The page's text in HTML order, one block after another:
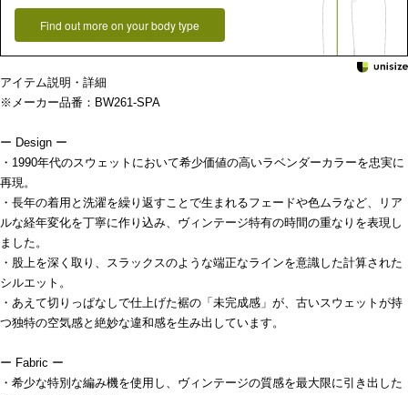
Find out more on your body type
アイテム説明・詳細
※メーカー品番：BW261-SPA
ー Design ー
・1990年代のスウェットにおいて希少価値の高いラベンダーカラーを忠実に
再現。
・長年の着用と洗濯を繰り返すことで生まれるフェードや色ムラなど、リア
ルな経年変化を丁寧に作り込み、ヴィンテージ特有の時間の重なりを表現し
ました。
・股上を深く取り、スラックスのような端正なラインを意識した計算された
シルエット。
・あえて切りっぱなしで仕上げた裾の「未完成感」が、古いスウェットが持
つ独特の空気感と絶妙な違和感を生み出しています。
ー Fabric ー
・希少な特別な編み機を使用し、ヴィンテージの質感を最大限に引き出した